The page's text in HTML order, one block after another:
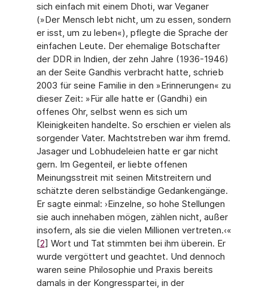
sich einfach mit einem Dhoti, war Veganer
(»Der Mensch lebt nicht, um zu essen, son­dern
er isst, um zu leben«), pflegte die Sprache der
einfachen Leute. Der ehemalige Bot­schafter
der DDR in Indien, der zehn Jahre (1936-1946)
an der Seite Gandhis verbracht hatte, schrieb
2003 für seine Familie in den »Erinnerungen« zu
dieser Zeit: »Für alle hatte er (Gandhi) ein
offenes Ohr, selbst wenn es sich um
Kleinigkeiten handelte. So erschien er vielen als
sorgender Vater. Machtstreben war ihm fremd.
Jasager und Lobhudeleien hatte er gar nicht
gern. Im Gegenteil, er liebte offenen
Meinungsstreit mit seinen Mitstreitern und
schätzte deren selbständige Gedankengänge.
Er sagte einmal: ›Einzelne, so hohe Stel­lungen
sie auch innehaben mögen, zählen nicht, außer
insofern, als sie die vielen Millionen vertreten.‹«
[2] Wort und Tat stimmten bei ihm überein. Er
wurde vergöttert und geachtet. Und dennoch
waren seine Philosophie und Praxis bereits
damals in der Kongresspartei, in der